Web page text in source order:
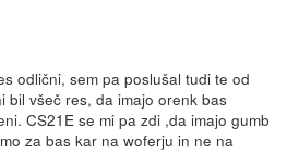
odlični, sem pa poslušal tudi te od
bil všeč res, da imajo orenk bas
CS21E se mi pa zdi ,da imajo gumb
za bas kar na woferju in ne na